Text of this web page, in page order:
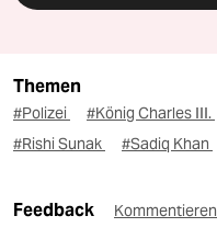
Themen
#Polizei #König Charles III.
#Rishi Sunak
#Sadiq Khan
Feedback Kommentieren